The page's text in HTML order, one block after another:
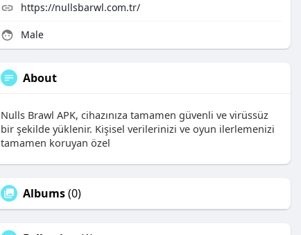
https://nullsbarwl.com.tr/
Male
About
Nulls Brawl APK, cihazınıza tamamen güvenli ve virüssüz
bir şekilde yüklenir. Kişisel verilerinizi ve oyun ilerlemenizi
tamamen koruyan özel
Albums(0)